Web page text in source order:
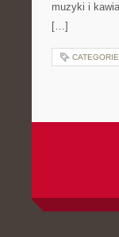
muzyki i
[…]